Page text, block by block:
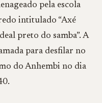
pela escola
intitulado “Axé
preto do samba”. A
para desfilar no
do Anhembi no dia